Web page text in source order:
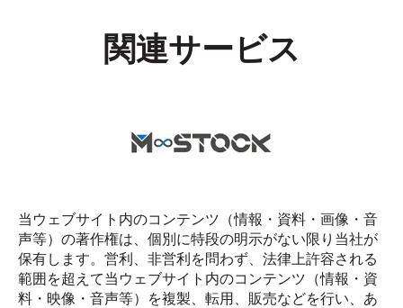
関連サービス
当ウェブサイト内のコンテンツ（情報・資料・画像・音
声等）の著作権は、個別に特段の明示がない限り当社が
保有します。営利、非営利を問わず、法律上許容される
範囲を超えて当ウェブサイト内のコンテンツ（情報・資
料・映像・音声等）を複製、転用、販売などを行い、あ